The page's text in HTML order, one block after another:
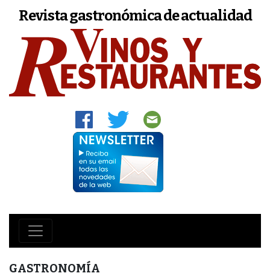
Revista gastronómica de actualidad
GASTRONOMÍA